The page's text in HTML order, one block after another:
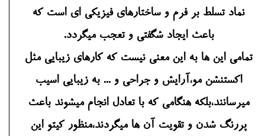
نماد تسلط بر فرم و ساختارهای فیزیکی ای است که
باعث ایجاد شگفتی و تعجب میگردد.
تمامی این ها به این معنی نیست که کارهای زیبایی مثل
اکستنشن مو،آرایش و جراحی و ... به زیبایی اسیب
میرسانند،بلکه هنگامی که با تعادل انجام میشوند باعث
پررنگ شدن و تقویت آن ها میگردند،منظور کیتو این